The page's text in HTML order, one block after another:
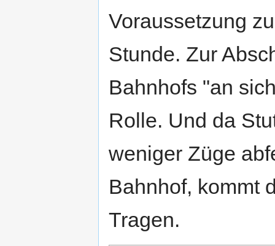
Voraussetzung
Stunde. Zur
Bahnhofs "an
Rolle. Und da
weniger Züge
Bahnhof, kommt
Tragen.